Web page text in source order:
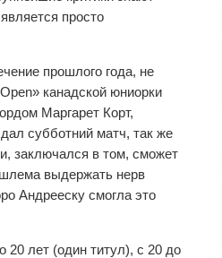
просто
прошлого года, не
канадской юниорки
Маргарет Корт,
субботний матч, так же
заключался в том, сможет
выдержать нерв
Андрееску смогла это
20 лет (один титул), с 20 до